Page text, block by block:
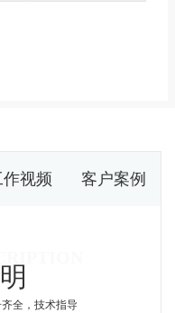
作视频 客户案例
全，技术指导